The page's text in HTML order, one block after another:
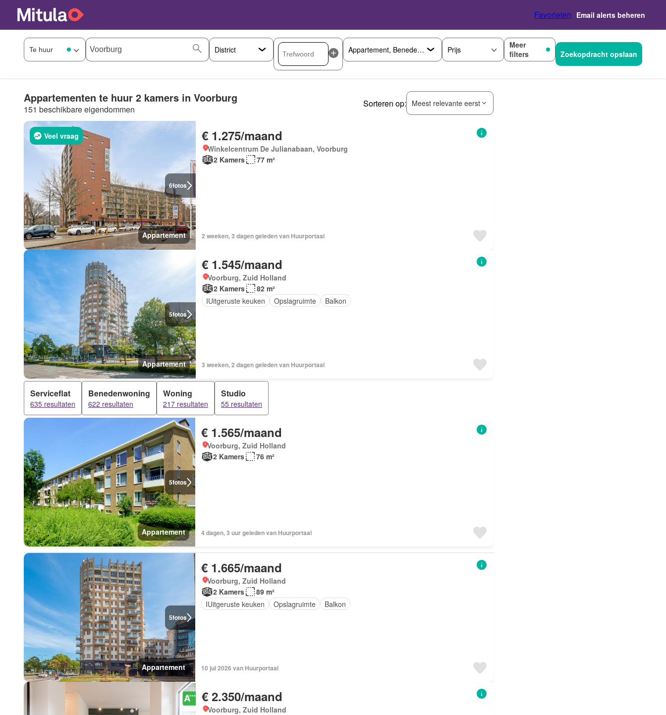
Favorieten Email alerts beheren
Prijs
Meer
filters
Zoekopdracht opslaan
Appartementen te huur 2 kamers in Voorburg
151 beschikbare eigendommen
Sorteren op: Meest relevante eerst
6fotos
Veel vraag
Appartement
€ 1.275/maand
Winkelcentrum De Julianabaan, Voorburg
2 Kamers
77 m²
2 weeken, 3 dagen geleden van Huurportaal
5fotos
Appartement
€ 1.545/maand
Voorburg, Zuid Holland
2 Kamers
82 m²
IUitgeruste keuken
Opslagruimte Balkon
3 weeken, 2 dagen geleden van Huurportaal
Serviceflat
635 resultaten
Benedenwoning
622 resultaten
Woning
217 resultaten
Studio
55 resultaten
5fotos
Appartement
€ 1.565/maand
Voorburg, Zuid Holland
2 Kamers
76 m²
4 dagen, 3 uur geleden van Huurportaal
5fotos
Appartement
€ 1.665/maand
Voorburg, Zuid Holland
2 Kamers
89 m²
IUitgeruste keuken
Opslagruimte Balkon
10 jul 2026 van Huurportaal
€ 2.350/maand
Voorburg, Zuid Holland